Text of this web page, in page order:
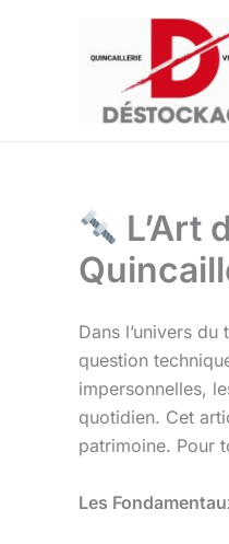
L’Art
Dans l’univers
question
impersonnelles,
quotidien. Cet
patrimoine. Pour
Les